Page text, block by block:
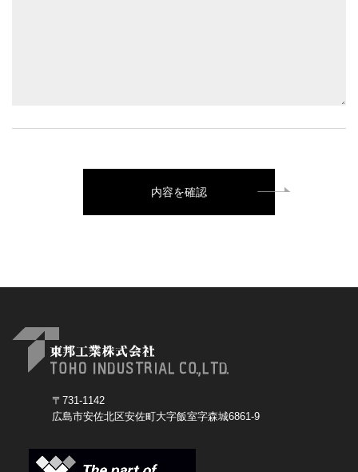
内容を確認
〒731-1142
広島市安佐北区安佐町大字飯室字森城6861-9